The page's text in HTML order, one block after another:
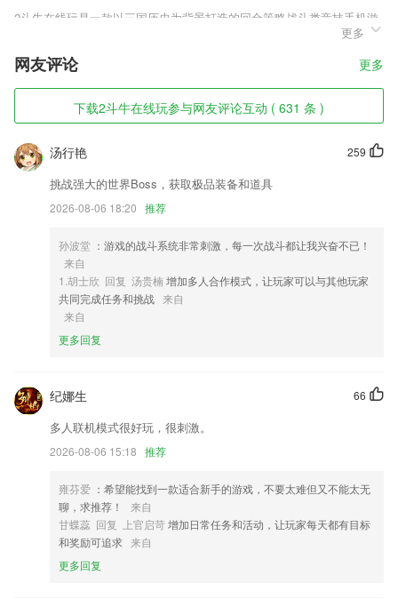
2斗牛在线玩是一款以三国历史为背景打造的回合策略战斗类竞技手机游
戏，游戏里高度还原每位三国武将和战役，你可以感受丰富的剧情故事内
容带来的多种副本挑战，让你感受到最光鲜亮丽的三国游戏，当你回归到
三国时代中，参与多人同屏天下厮杀竞技的体验，海量真实武将自由招募
培养，上线就有赵云赠送，快来趣趣手游网下载体验吧。
2斗牛在线玩软件特色
1,专业学习系统:通过每日任务化的学习系统,学课程,做作业,完成测试查
看学习报告,让学习有章可循,不再拖延;
2,边框贴纸：很有趣超好玩！
3,场景众多，农场动物、森林动物、鸟类、海洋动物、史前动物恐龙等
4,开发商：广州寄锦教育科技有限公司
5,造价工具
6,统一封装产品和服务，确保企业客户的消费体验
2斗牛在线玩软件优势
2.学生可以通过这款软件来了解切分音上课流程，还可以掌握最新的资讯
信息。
3.拼音拼读，跟着念，掌握汉字标准发音。听音选字练习，强化读音记
5.分级课程：根据进度和喜好选择课程，2265让学生们更有针对性地学
6.有效备考，课程紧扣考试考纲
2斗牛在线玩更新了什么?
更多
网友评论 更多
下载2斗牛在线玩参与网友评论互动 ( 631 条 )
259
汤行艳
挑战强大的世界Boss，获取极品装备和道具
2026-08-06 18:20 推荐
孙波堂 ：游戏的战斗系统非常刺激，每一次战斗都让我兴奋不已！
来自
1.胡士欣 回复 汤贵楠 增加多人合作模式，让玩家可以与其他玩家
共同完成任务和挑战 来自
来自
更多回复
66
纪娜生
多人联机模式很好玩，很刺激。
2026-08-06 15:18 推荐
雍芬爱 ：希望能找到一款适合新手的游戏，不要太难但又不能太无
聊，求推荐！
来自
甘蝶蕊 回复 上官启苛 增加日常任务和活动，让玩家每天都有目标
和奖励可追求 来自
更多回复